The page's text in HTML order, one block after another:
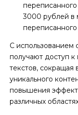
переписанного
3000 рублей в
С использованием
получают доступ
текстов, сокращая
уникального
повышения
различных